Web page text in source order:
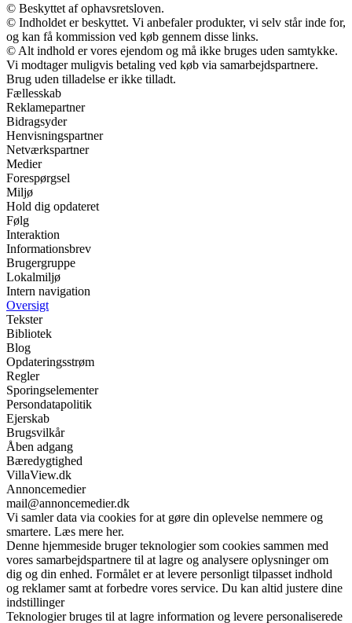
© Beskyttet af ophavsretsloven.
© Indholdet er beskyttet. Vi anbefaler produkter, vi selv står inde for,
og kan få kommission ved køb gennem disse links.
© Alt indhold er vores ejendom og må ikke bruges uden samtykke.
Vi modtager muligvis betaling ved køb via samarbejdspartnere.
Brug uden tilladelse er ikke tilladt.
Fællesskab
Reklamepartner
Bidragsyder
Henvisningspartner
Netværkspartner
Medier
Forespørgsel
Miljø
Hold dig opdateret
Følg
Interaktion
Informationsbrev
Brugergruppe
Lokalmiljø
Intern navigation
Oversigt
Tekster
Bibliotek
Blog
Opdateringsstrøm
Regler
Sporingselementer
Persondatapolitik
Ejerskab
Brugsvilkår
Åben adgang
Bæredygtighed
VillaView.dk
Annoncemedier
mail@annoncemedier.dk
Vi samler data via cookies for at gøre din oplevelse nemmere og
smartere. Læs mere her.
Denne hjemmeside bruger teknologier som cookies sammen med
vores samarbejdspartnere til at lagre og analysere oplysninger om
dig og din enhed. Formålet er at levere personligt tilpasset indhold
og reklamer samt at forbedre vores service. Du kan altid justere dine
indstillinger
Teknologier bruges til at lagre information og levere personaliserede